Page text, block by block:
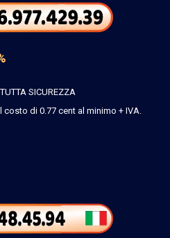
SICUREZZA
costo di 0.77 cent al minimo + IVA.